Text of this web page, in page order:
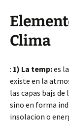
Clima
: 1) La temp:es
existe en la
las capas bajs
sino en forma
insolacion o